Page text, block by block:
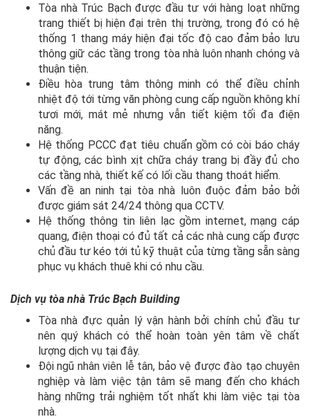
Tòa nhà Trúc Bạch được đầu tư với hàng loạt những
trang thiết bị hiện đại trên thị trường, trong đó có hệ
thống 1 thang máy hiện đại tốc độ cao đảm bảo lưu
thông giữ các tầng trong tòa nhà luôn nhanh chóng và
thuận tiện.
Điều hòa trung tâm thông minh có thể điều chỉnh
nhiệt độ tới từng văn phòng cung cấp nguồn không khí
tươi mới, mát mẻ nhưng vẫn tiết kiệm tối đa điện
năng.
Hệ thống PCCC đạt tiêu chuẩn gồm có còi báo cháy
tự động, các bình xịt chữa cháy trang bị đầy đủ cho
các tầng nhà, thiết kế có lối cầu thang thoát hiểm.
Vấn đề an ninh tại tòa nhà luôn đuộc đảm bảo bởi
được giám sát 24/24 thông qua CCTV.
Hệ thống thông tin liên lạc gồm internet, mạng cáp
quang, điện thoại có đủ tất cả các nhà cung cấp được
chủ đầu tư kéo tới tủ kỹ thuật của từng tầng sẵn sàng
phục vụ khách thuê khi có nhu cầu.
Dịch vụ tòa nhà Trúc Bạch Building
Tòa nhà đực quản lý vận hành bởi chính chủ đầu tư
nên quý khách có thể hoàn toàn yên tâm về chất
lượng dịch vụ tại đây.
Đội ngũ nhân viên lễ tân, bảo vệ được đào tạo chuyên
nghiệp và làm việc tận tâm sẽ mang đến cho khách
hàng những trải nghiệm tốt nhất khi làm việc tại tòa
nhà.